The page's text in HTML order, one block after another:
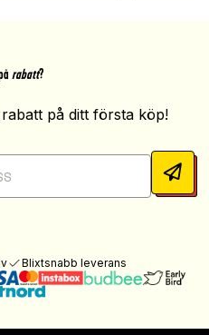
rabatt?
på ditt första köp!
Blixtsnabb leverans